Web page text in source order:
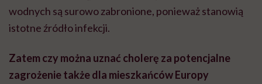
wodnych są surowo zabronione, ponieważ stanowią
istotne źródło infekcji.
Zatem czy można uznać cholerę za potencjalne
zagrożenie także dla mieszkańców Europy